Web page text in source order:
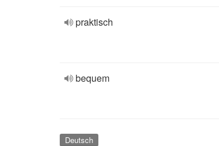
praktisch
bequem
Deutsch